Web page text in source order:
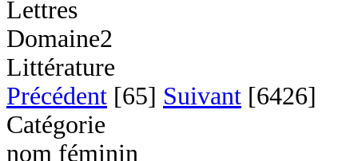
Lettres
Domaine2
Littérature
Précédent [65] Suivant [6426]
Catégorie
nom féminin